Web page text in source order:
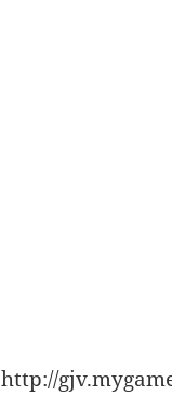
http://